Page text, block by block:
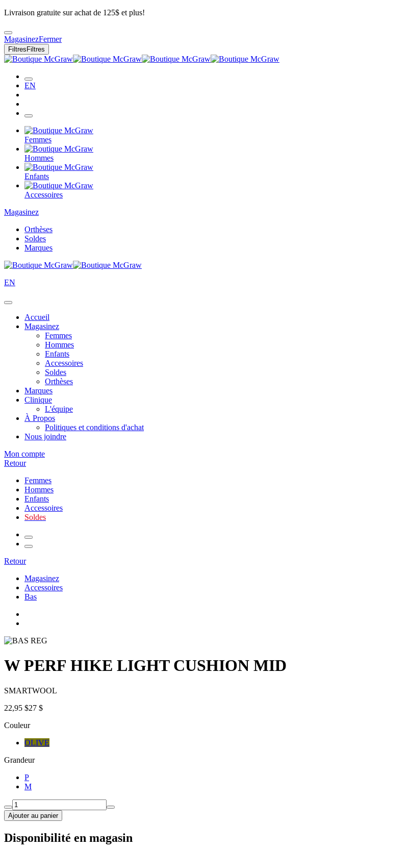
Livraison gratuite sur achat de 125$ et plus!
MagasinezFermer
Filtres Filtres
EN
Femmes
Hommes
Enfants
Accessoires
Magasinez
Orthèses
Soldes
Marques
EN
Accueil
Magasinez
Femmes
Hommes
Enfants
Accessoires
Soldes
Orthèses
Marques
Clinique
L'équipe
À Propos
Politiques et conditions d'achat
Nous joindre
Mon compte
Retour
Femmes
Hommes
Enfants
Accessoires
Soldes
Retour
Magasinez
Accessoires
Bas
W PERF HIKE LIGHT CUSHION MID
SMARTWOOL
22,95 $27 $
Couleur
OLIVE
Grandeur
P
M
Ajouter au panier
Disponibilité en magasin